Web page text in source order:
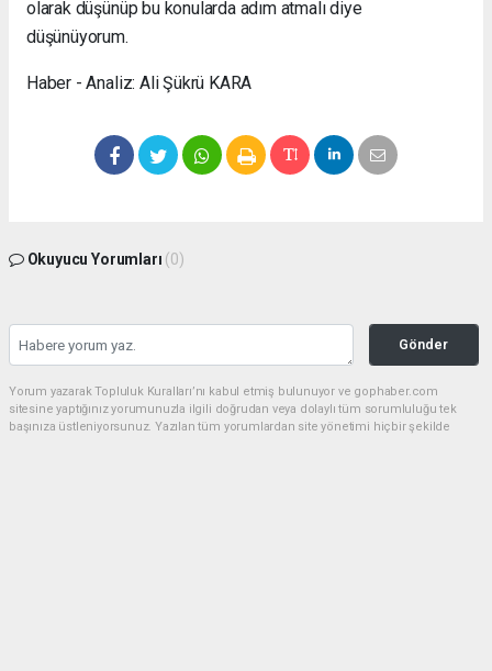
olarak düşünüp bu konularda adım atmalı diye
düşünüyorum.
Haber - Analiz: Ali Şükrü KARA
Okuyucu Yorumları (0)
Gönder
Yorum yazarak Topluluk Kuralları’nı kabul etmiş bulunuyor ve gophaber.com
sitesine yaptığınız yorumunuzla ilgili doğrudan veya dolaylı tüm sorumluluğu tek
başınıza üstleniyorsunuz. Yazılan tüm yorumlardan site yönetimi hiçbir şekilde